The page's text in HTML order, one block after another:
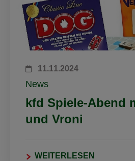
11.11.2024
News
kfd Spiele-Abend
und Vroni
WEITERLESEN